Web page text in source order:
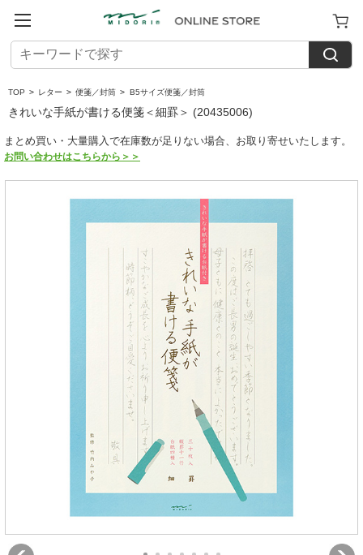
TOP > レター > 便箋／封筒 > B5サイズ便箋／封筒
きれいな手紙が書ける便箋＜細罫＞ (20435006)
まとめ買い・大量購入で在庫数が足りない場合、お取り寄せいたします。
お問い合わせはこちらから＞＞